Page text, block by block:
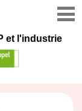
et l'industrie